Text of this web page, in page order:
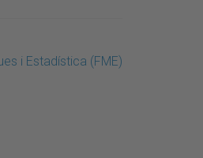
i Estadística (FME)